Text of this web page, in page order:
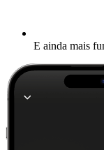
E ainda mais